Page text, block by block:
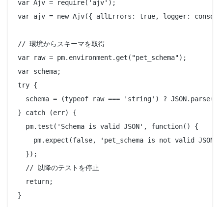
var Ajv = require('ajv');
var ajv = new Ajv({ allErrors: true, logger:
// 環境からスキーマを取得
var raw = pm.environment.get("pet_schema");
var schema;
try {
schema = (typeof raw === 'string') ?
} catch (err) {
  pm.test('Schema is valid JSON', function() {
pm.expect(false, 'pet_schema is not valid
  });
  // 以降のテストを停止
  return;
}